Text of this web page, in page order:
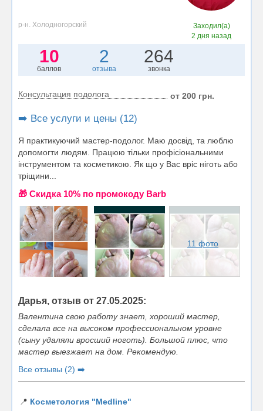
р-н. Холодногорский
Заходил(а)
2 дня назад
10
баллов
2
отзыва
264
звонка
Консультация подолога от 200 грн.
➡️ Все услуги и цены (12)
Я практикуючий мастер-подолог. Маю досвід, та люблю
допомогти людям. Працюю тільки профісіональними
інструментом та косметикою. Як що у Вас вріс ніготь або
тріщини...
🎁 Cкидка 10% по промокоду Barb
11 фото
Дарья, отзыв от 27.05.2025:
Валентина свою работу знает, хороший мастер,
сделала все на высоком профессиональном уровне
(сыну удаляли вросший ноготь). Большой плюс, что
мастер выезжает на дом. Рекомендую.
Все отзывы (2) ➡️
📍 Косметология "Medline"